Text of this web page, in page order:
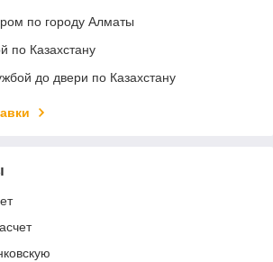
по городу Алматы
по Казахстану
до двери по Казахстану